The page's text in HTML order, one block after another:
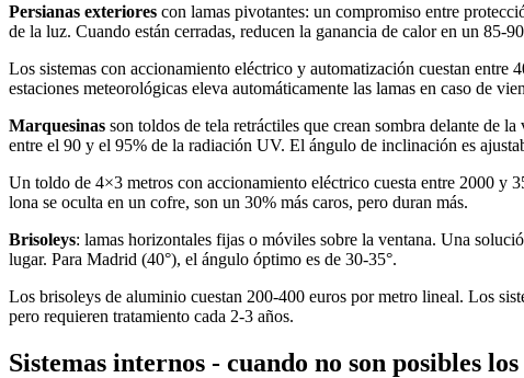
Persianas exteriores con lamas pivotantes: un compromiso entre
de la luz. Cuando están cerradas, reducen la ganancia de calor en un 85-
Los sistemas con accionamiento eléctrico y automatización cuestan
estaciones meteorológicas eleva automáticamente las lamas en caso de
Marquesinas son toldos de tela retráctiles que crean sombra delante de
entre el 90 y el 95% de la radiación UV. El ángulo de inclinación es
Un toldo de 4×3 metros con accionamiento eléctrico cuesta entre 2000 y
lona se oculta en un cofre, son un 30% más caros, pero duran más.
Brisoleys: lamas horizontales fijas o móviles sobre la ventana. Una
lugar. Para Madrid (40°), el ángulo óptimo es de 30-35°.
Los brisoleys de aluminio cuestan 200-400 euros por metro lineal. Los
pero requieren tratamiento cada 2-3 años.
Sistemas internos - cuando no son posibles